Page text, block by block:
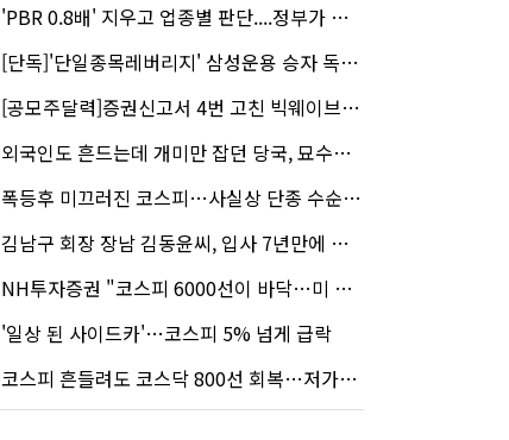
'PBR 0.8배' 지우고 업종별 판단....정부가 제시한 '주가 누르기' 방지법
[단독]'단일종목레버리지' 삼성운용 승자 독식...운용수익 미래에셋의 6배
[공모주달력]증권신고서 4번 고친 빅웨이브로보틱스, 수요예측
외국인도 흔드는데 개미만 잡던 당국, 묘수는 과다호가부담금?
폭등후 미끄러진 코스피…사실상 단종 수순 밟는 '단종레'
김남구 회장 장남 김동윤씨, 입사 7년만에 한투증권 임원 승진
NH투자증권 "코스피 6000선이 바닥…미 금리 안정 후 추가 회복"
'일상 된 사이드카'…코스피 5% 넘게 급락
코스피 흔들려도 코스닥 800선 회복…저가매수세 유입